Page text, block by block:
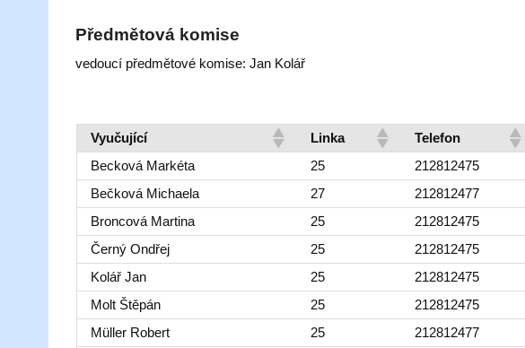
Předmětová komise
vedoucí předmětové komise: Jan Kolář
Vyučující Linka Telefon
Becková Markéta
25 212812475
Bečková Michaela
27 212812477
Broncová Martina
25 212812475
Černý Ondřej
25 212812475
Kolář Jan
25 212812475
Molt Štěpán
25 212812475
Müller Robert
25 212812477